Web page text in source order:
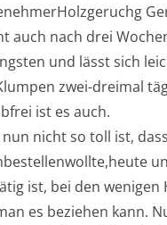
auch nach drei
und lässt sich
zwei-dreimal
ist es auch.
nun nicht so toll ist,
ist, bei den wenigen
es beziehen kann.